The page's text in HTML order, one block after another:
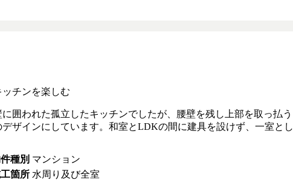
ッチンを楽しむ
に囲われた孤立したキッチンでしたが、腰壁を残し上部を取っ払
デザインにしています。和室とLDKの間に建具を設けず、一室と
種別 マンション
箇所 水周り及び全室